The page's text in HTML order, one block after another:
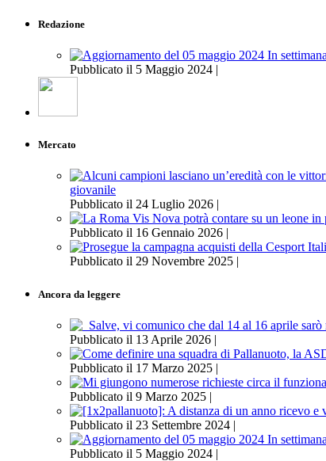
Redazione
Pubblicato il 5 Maggio 2024 |
Mercato
giovanile
Pubblicato il 24 Luglio 2026 |
Pubblicato il 16 Gennaio 2026 |
Pubblicato il 29 Novembre 2025 |
Ancora da leggere
Pubblicato il 13 Aprile 2026 |
Pubblicato il 17 Marzo 2025 |
Pubblicato il 9 Marzo 2025 |
Pubblicato il 23 Settembre 2024 |
Pubblicato il 5 Maggio 2024 |